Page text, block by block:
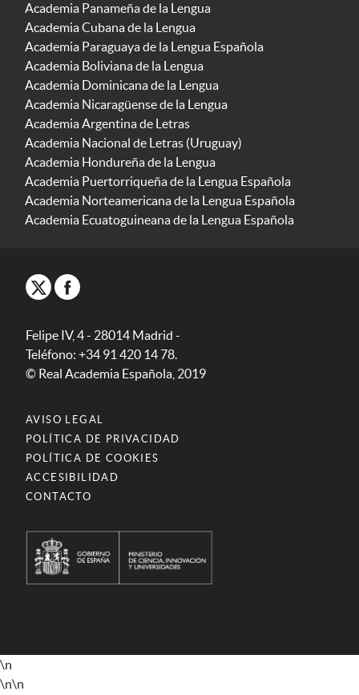
Academia Panameña de la Lengua
Academia Cubana de la Lengua
Academia Paraguaya de la Lengua Española
Academia Boliviana de la Lengua
Academia Dominicana de la Lengua
Academia Nicaragüense de la Lengua
Academia Argentina de Letras
Academia Nacional de Letras (Uruguay)
Academia Hondureña de la Lengua
Academia Puertorriqueña de la Lengua Española
Academia Norteamericana de la Lengua Española
Academia Ecuatoguineana de la Lengua Española
Felipe IV, 4 - 28014 Madrid -
Teléfono: +34 91 420 14 78.
© Real Academia Española, 2019
AVISO LEGAL
POLÍTICA DE PRIVACIDAD
POLÍTICA DE COOKIES
ACCESIBILIDAD
CONTACTO
\n
\n\n